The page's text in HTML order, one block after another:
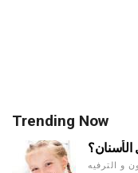
Trending Now
الأسنان؟
و الترفيه